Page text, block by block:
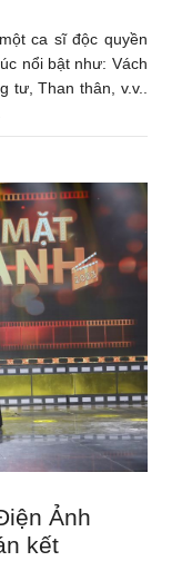
ca sĩ độc quyền
nổi bật như: Vách
tư, Than thân, v.v..
Ảnh
kết